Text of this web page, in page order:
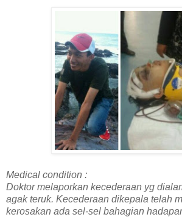
Medical condition :
Doktor melaporkan kecederaan yg
agak teruk. Kecederaan dikepala telah
kerosakan ada sel-sel bahagian